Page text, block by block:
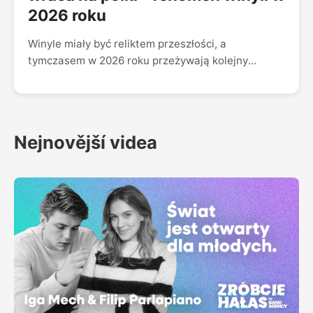
który najlepiej oddaje emocje jazzu, o współpracy z
artystami z różnych gatunków muzycznych oraz o
różnicach między polskim a zagranicznymi rynkami
muzycznymi. Nie zabrakło również historii projektu
Room in Bloom - wyjątkowego cyklu koncertów
Dziedzictwa Narodowego w ramach programu
własnego Instytutu Przemysłów Kreatywnych
2026 roku
Winyle miały być reliktem przeszłości, a
tymczasem w 2026 roku przeżywają kolejny
świecie. Gościem najnowszego odcinka "Zróbcie
kolekcjoner i jeden z najbardziej rozpoznawalnych
Rozmawiamy o tym, skąd bierze się fenomen winyli
i dlaczego coraz więcej osób wybiera fizyczny
nośnik w czasach nieograniczonego dostępu do
muzyki online. W naszej rozmowie zaglądamy za
kulisy rynku winylowego: sprawdzamy ile dziś
kosztuje wydanie własnej płyty, czym mastering
pod winyl różni się od przygotowania muzyki do
streamingu oraz jakie wyzwania stoją przed
Nejnovější videa